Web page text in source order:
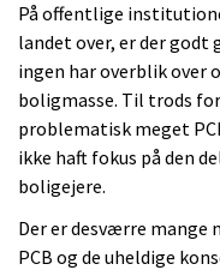
På offentlige
landet over, er der
ingen har overblik over
boligmasse. Til trods
problematisk meget
ikke haft fokus på den
boligejere.
Der er desværre mange
PCB og de uheldige